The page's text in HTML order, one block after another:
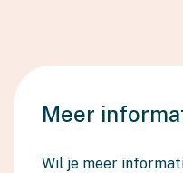
Meer
Wil je meer